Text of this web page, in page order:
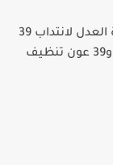
مناظرة وزارة العدل لانتداب 39